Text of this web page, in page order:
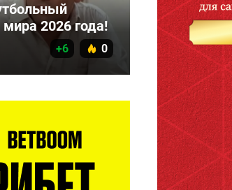
2026 года!
+6 0